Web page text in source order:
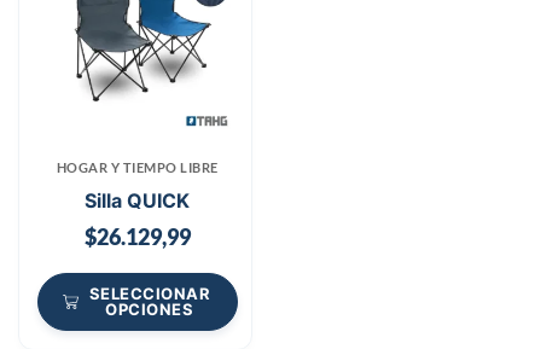
HOGAR Y TIEMPO LIBRE
Silla QUICK
$26.129,99
SELECCIONAR
OPCIONES